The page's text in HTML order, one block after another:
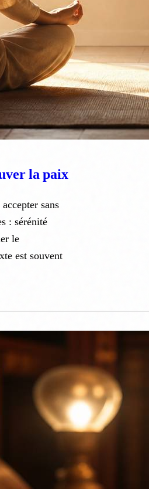
la paix
sans
: sérénité
le
est souvent